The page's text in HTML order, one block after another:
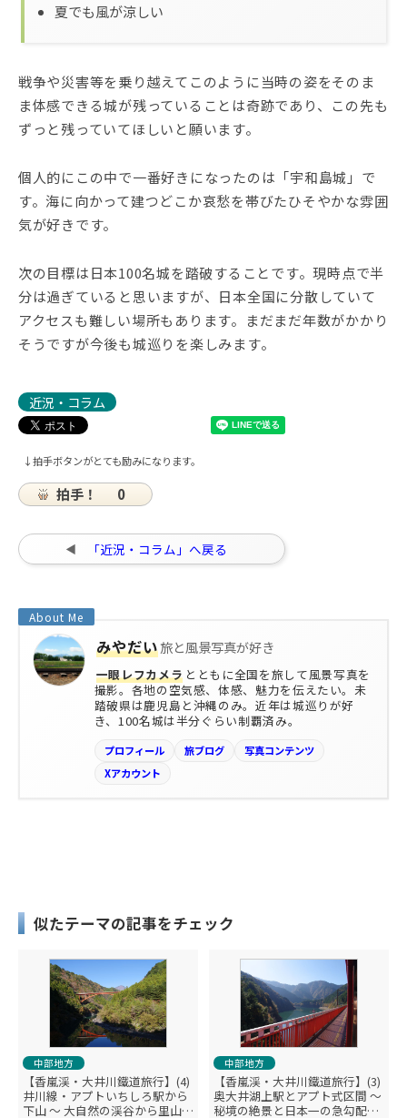
夏でも風が涼しい
戦争や災害等を乗り越えてこのように当時の姿をそのま
ま体感できる城が残っていることは奇跡であり、この先も
ずっと残っていてほしいと願います。
個人的にこの中で一番好きになったのは「宇和島城」で
す。海に向かって建つどこか哀愁を帯びたひそやかな雰囲
気が好きです。
次の目標は日本100名城を踏破することです。現時点で半
分は過ぎていると思いますが、日本全国に分散していて
アクセスも難しい場所もあります。まだまだ年数がかかり
そうですが今後も城巡りを楽しみます。
近況・コラム
↓拍手ボタンがとても励みになります。
拍手！ 0
「近況・コラム」へ戻る
みやだい旅と風景写真が好き
一眼レフカメラ とともに全国を旅して風景写真を
撮影。各地の空気感、体感、魅力を伝えたい。未
踏破県は鹿児島と沖縄のみ。近年は城巡りが好
き、100名城は半分ぐらい制覇済み。
プロフィール 旅ブログ
写真コンテンツ
Xアカウント
似たテーマの記事をチェック
中部地方
【香嵐渓・大井川鐵道旅行】(4)
井川線・アプトいちしろ駅から
下山 ～ 大自然の渓谷から里山や
中部地方
【香嵐渓・大井川鐵道旅行】(3)
奥大井湖上駅とアプト式区間 ～
秘境の絶景と日本一の急勾配・